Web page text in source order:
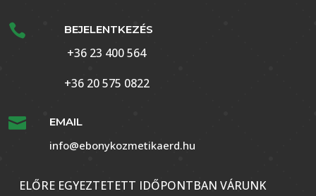
 BEJELENTKEZÉS
+36 23 400 564
+36 20 575 0822
 EMAIL
info@ebonykozmetikaerd.hu
ELŐRE EGYEZTETETT IDŐPONTBAN VÁRUNK